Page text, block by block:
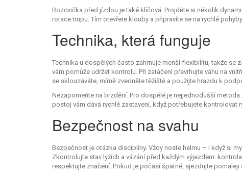
Rozcvička před jízdou je také klíčová. Projděte si několik
rotace trupu. Tím otevřete klouby a připravíte se na rychlé
Technika, která funguje
Technika u dospělých často zahrnuje menší flexibilitu, takže se
vám pomůže udržet kontrolu. Při zatáčení převrhujte váhu na
se sklouzáváte, mírně zvedněte těžiště a použijte hrazdu k
Nezapomeňte na brzdění. Pro dospělé je nejjednodušší
postoj vám dává rychlé zastavení, když potřebujete kontrolovat
Bezpečnost na svahu
Bezpečnost je otázka disciplíny. Vždy noste helmu – i když si
Zkontrolujte stav lyžích a vázání před každým výjezdem:
respektujte značení. Pokud je počasí špatné, sjezdujte